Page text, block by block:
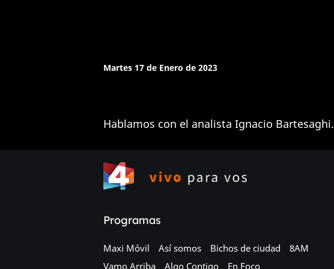
Martes 17 de Enero de 2023
Hablamos con el analista Ignacio Bartesaghi.
Programas
Maxi Móvil Así somos Bichos de ciudad
8AM
Vamo Arriba
Algo Contigo En Foco